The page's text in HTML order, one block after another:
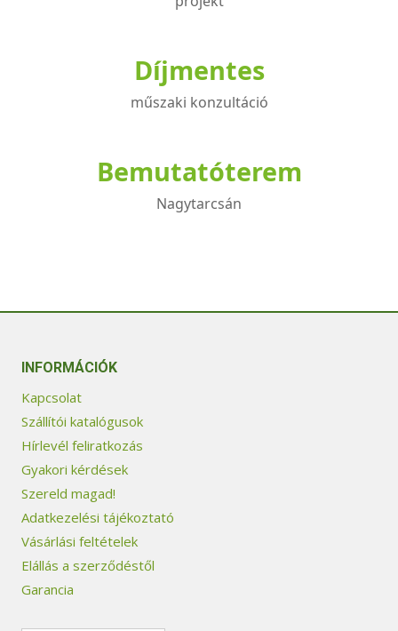
Díjmentes
műszaki konzultáció
Bemutatóterem
Nagytarcsán
INFORMÁCIÓK
Kapcsolat
Szállítói katalógusok
Hírlevél feliratkozás
Gyakori kérdések
Szereld magad!
Adatkezelési tájékoztató
Vásárlási feltételek
Elállás a szerződéstől
Garancia